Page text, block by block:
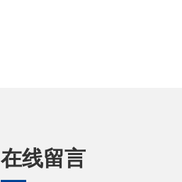
在线留言